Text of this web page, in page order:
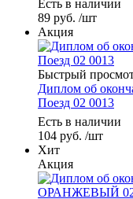
Есть в наличии
89 руб. /шт
Акция
Быстрый
Диплом об
Поезд 02 0013
Есть в наличии
104 руб. /шт
Хит
Акция